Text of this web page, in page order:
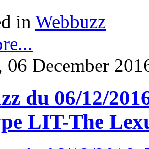
in Webbuzz
06 December
du 06/12/
LIT-The